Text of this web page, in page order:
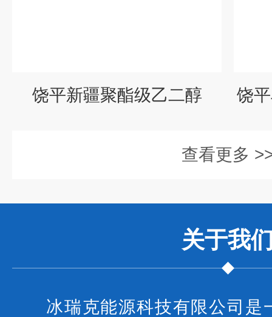
饶平新疆聚酯级乙二醇 饶
查看更多
关于我
冰瑞克能源科技有限公司是